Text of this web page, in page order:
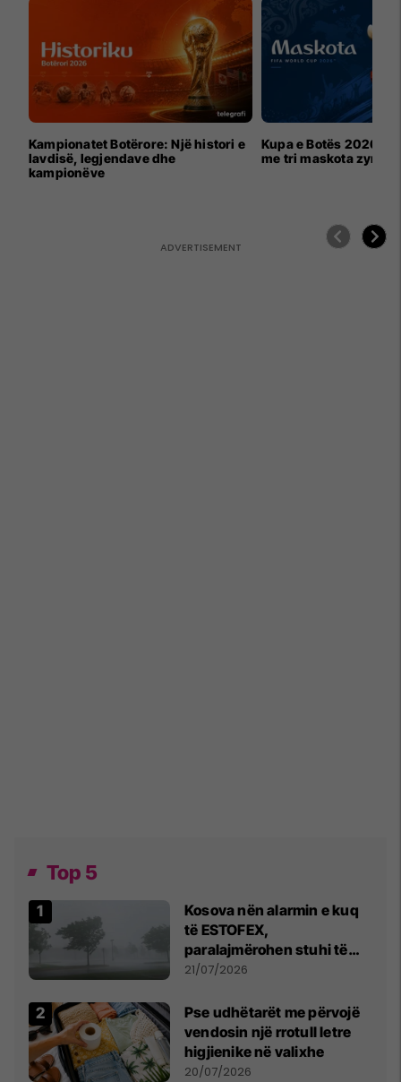
Kampionatet Botërore: Një histori e
lavdisë, legjendave dhe
kampionëve
Kupa e Botës 2026
me tri maskota zyrtare
Top 5
Kosova nën alarmin e kuq
të ESTOFEX,
paralajmërohen stuhi të
fuqishme me breshër dhe
21/07/2026
Pse udhëtarët me përvojë
vendosin një rrotull letre
higjienike në valixhe
20/07/2026